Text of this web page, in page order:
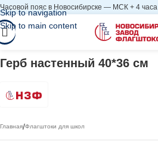
Skip to navigation
Skip to main content
Часовой пояс в Новосибирске — МСК + 4 часа
Герб настенный 40*36 см
Главная/Флагштоки для школ